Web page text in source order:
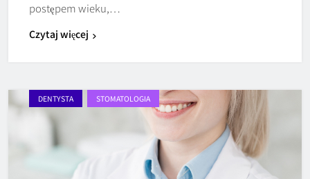
postępem wieku,…
Czytaj więcej
DENTYSTA STOMATOLOGIA